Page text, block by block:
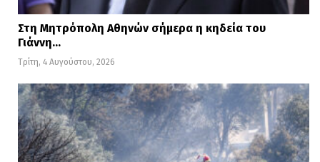
Στη Μητρόπολη Αθηνών σήμερα η κηδεία του
Γιάννη…
Τρίτη, 4 Αυγούστου, 2026